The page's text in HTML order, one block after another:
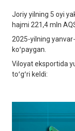
Joriy yilning 5 oyi
hajmi 221,4 mln
2025-yilning
koʻpaygan.
Viloyat eksportida
toʻgʻri keldi: